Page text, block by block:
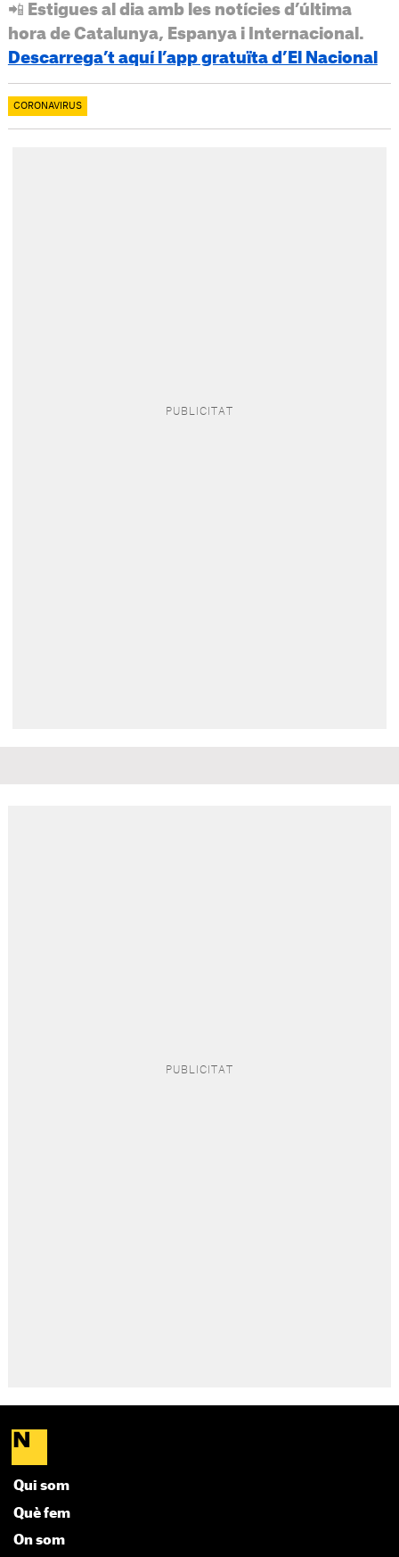
📲 Estigues al dia amb les notícies d’última
hora de Catalunya, Espanya i Internacional.
Descarrega’t aquí l’app gratuïta d’El Nacional
CORONAVIRUS
Qui som
Què fem
On som